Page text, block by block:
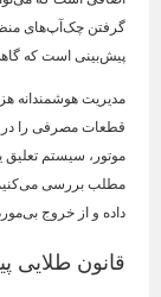
گرفتن چک‌آپ‌های
پیش‌بینی است که
مدیریت هوشمندانه
قطعات مصرفی را در
موتور، سیستم
مطلب بررسی می‌کنیم
داده و از خروج
قانون طلایی